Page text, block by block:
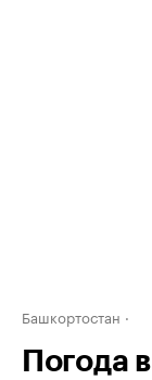
Башкортостан
Погода